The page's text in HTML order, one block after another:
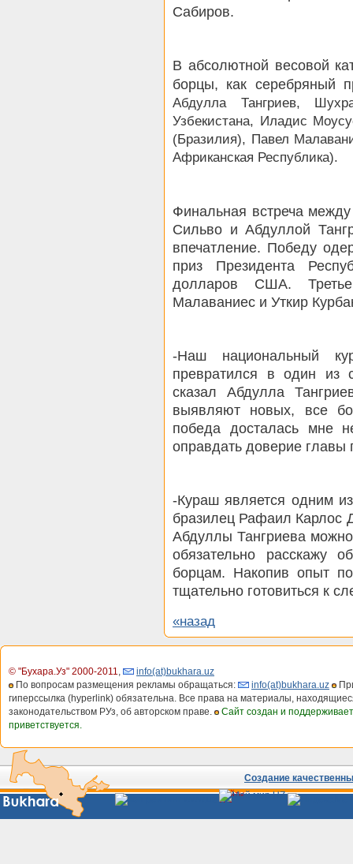
Сабиров.
В абсолютной весовой
борцы, как серебряный
Абдулла Тангриев,
Узбекистана, Иладис
(Бразилия), Павел
Африканская Республика).
Финальная встреча
Сильво и Абдуллой
впечатление. Победу
приз Президента
долларов США.
Малаваниес и Уткир
-Наш национальный
превратился в один из
сказал Абдулла
выявляют новых, все
победа досталась мне
оправдать доверие главы
-Кураш является одним
бразилец Рафаил Карлос
Абдуллы Тангриева
обязательно расскажу
борцам. Накопив опыт
тщательно готовиться к
«назад
© "Бухара.Уз" 2000-2011
info(at)bukhara.uz
По вопросам размещения рекламы обращаться:
info(at)bukhara.uz
гиперссылка (hyperlink) обязательна. Все права на материалы,
законодательством РУз, об авторском праве.
Сайт создан и
приветствуется.
Создание
Сайты
Узбекистана